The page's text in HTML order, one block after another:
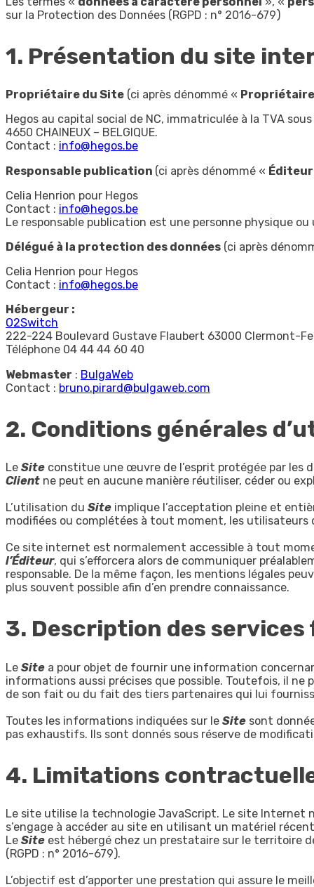
sur la Protection des Données (RGPD : n° 2016-679)
1. Présentation du site
Propriétaire du Site (ci après dénommé « Propriétaire
Hegos au capital social de NC, immatriculée à la TVA
4650 CHAINEUX – BELGIQUE.
Contact : info@hegos.be
Responsable publication (ci après dénommé « Éditeur
Celia Henrion pour Hegos
Contact : info@hegos.be
Le responsable publication est une personne physique ou
Délégué à la protection des données (ci après
Celia Henrion pour Hegos
Contact : info@hegos.be
Hébergeur :
O2Switch
222-224 Boulevard Gustave Flaubert 63000 Clermont-
Téléphone 04 44 44 60 40
Webmaster : BulgaWeb
Contact : bruno.pirard@bulgaweb.com
2. Conditions générales
Le Site constitue une œuvre de l’esprit protégée par les
Client ne peut en aucune manière réutiliser, céder ou
L’utilisation du Site implique l’acceptation pleine et
modifiées ou complétées à tout moment, les utilisateurs
Ce site internet est normalement accessible à tout
l’Éditeur, qui s’efforcera alors de communiquer
responsable. De la même façon, les mentions légales
plus souvent possible afin d’en prendre connaissance.
3. Description des
Le Site a pour objet de fournir une information
informations aussi précises que possible. Toutefois, il ne
de son fait ou du fait des tiers partenaires qui lui
Toutes les informations indiquées sur le Site sont
pas exhaustifs. Ils sont donnés sous réserve de
4. Limitations
Le site utilise la technologie JavaScript. Le site Internet
s’engage à accéder au site en utilisant un matériel
Le Site est hébergé chez un prestataire sur le territoire
(RGPD : n° 2016-679).
L’objectif est d’apporter une prestation qui assure le